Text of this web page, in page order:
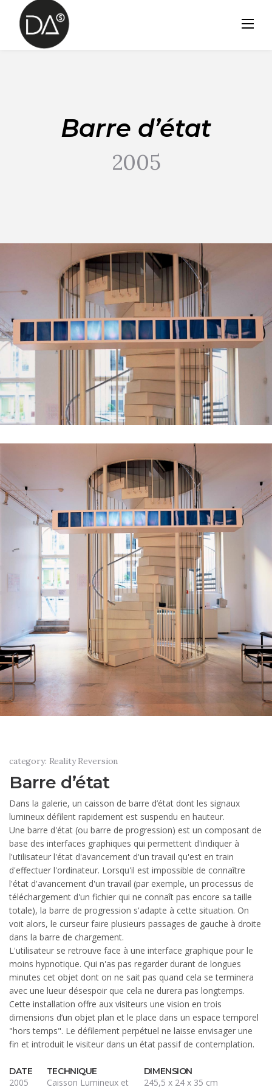
content
Barre d’état
2005
category: Reality Reversion
Barre d’état
Dans la galerie, un caisson de barre d’état dont les signaux
lumineux défilent rapidement est suspendu en hauteur.
Une barre d'état (ou barre de progression) est un composant de
base des interfaces graphiques qui permettent d'indiquer à
l'utilisateur l'état d'avancement d'un travail qu'est en train
d'effectuer l'ordinateur. Lorsqu'il est impossible de connaître
l'état d'avancement d'un travail (par exemple, un processus de
téléchargement d'un fichier qui ne connaît pas encore sa taille
totale), la barre de progression s'adapte à cette situation. On
voit alors, le curseur faire plusieurs passages de gauche à droite
dans la barre de chargement.
L'utilisateur se retrouve face à une interface graphique pour le
moins hypnotique. Qui n'as pas regarder durant de longues
minutes cet objet dont on ne sait pas quand cela se terminera
avec une lueur désespoir que cela ne durera pas longtemps.
Cette installation offre aux visiteurs une vision en trois
dimensions d’un objet plan et le place dans un espace temporel
"hors temps". Le défilement perpétuel ne laisse envisager une
fin et introduit le visiteur dans un état passif de contemplation.
DATE
2005
TECHNIQUE
Caisson Lumineux et
DIMENSION
245,5 x 24 x 35 cm